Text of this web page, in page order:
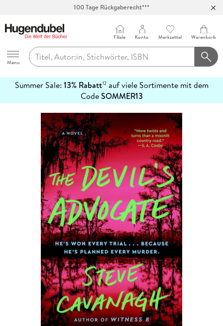
100 Tage Rückgaberecht***
Hugendubel
Menu
Filiale Konto Merkzettel Warenkorb
Summer Sale: 13% Rabatt12auf viele Sortimente mit dem
CodeSOMMER13
erfahren